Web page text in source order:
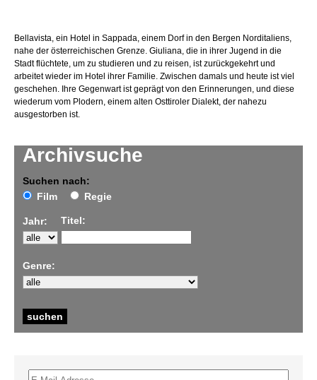
Archivsuche
Suchen nach:
Film
Regie
Jahr: Titel:
Genre:
Bellavista, ein Hotel in Sappada, einem Dorf in den Bergen Norditaliens,
nahe der österreichischen Grenze. Giuliana, die in ihrer Jugend in die
Stadt flüchtete, um zu studieren und zu reisen, ist zurückgekehrt und
arbeitet wieder im Hotel ihrer Familie. Zwischen damals und heute ist viel
geschehen. Ihre Gegenwart ist geprägt von den Erinnerungen, und diese
wiederum vom Plodern, einem alten Osttiroler Dialekt, der nahezu
ausgestorben ist.